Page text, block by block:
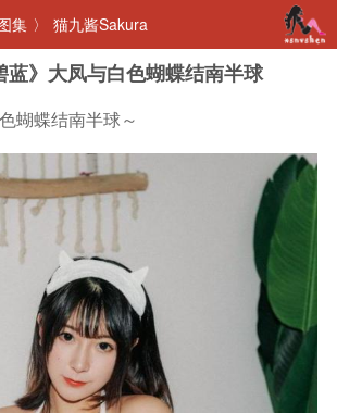
集 〉 猫九酱Sakura
蓝》大凤与白色蝴蝶结南半球
蝴蝶结南半球～